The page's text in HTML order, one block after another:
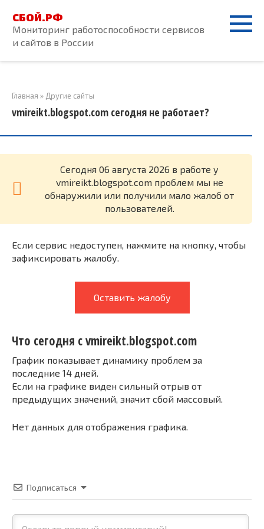
контенту
СБОЙ.РФ
Мониторинг работоспособности сервисов
и сайтов в России
Главная » Другие сайты
vmireikt.blogspot.com сегодня не работает?
Cегодня 06 августа 2026 в работе у
vmireikt.blogspot.com проблем мы не
обнаружили или получили мало жалоб от
пользователей.
Если сервис недоступен, нажмите на кнопку, чтобы
зафиксировать жалобу.
Оставить жалобу
Что сегодня с vmireikt.blogspot.com
График показывает динамику проблем за
последние 14 дней.
Если на графике виден сильный отрыв от
предыдущих значений, значит сбой массовый.
Нет данных для отображения графика.
Подписаться